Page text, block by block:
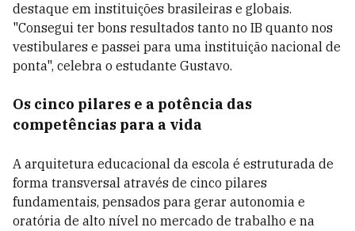
destaque em instituições brasileiras e globais.
"Consegui ter bons resultados tanto no IB quanto nos
vestibulares e passei para uma instituição nacional de
ponta", celebra o estudante Gustavo.
Os cinco pilares e a potência das
competências para a vida
A arquitetura educacional da escola é estruturada de
forma transversal através de cinco pilares
fundamentais, pensados para gerar autonomia e
oratória de alto nível no mercado de trabalho e na